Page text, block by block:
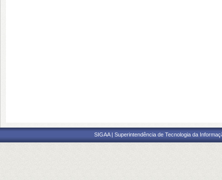
SIGAA | Superintendência de Tecnologia da